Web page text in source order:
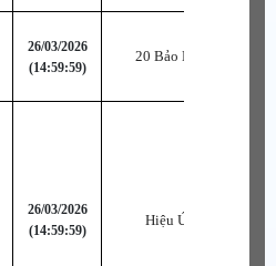
26/03/2026
(14:59:59)
20 Bảo Hạp Ngọc
26/03/2026
(14:59:59)
Hiệu Ứng Đặc Biệt 1